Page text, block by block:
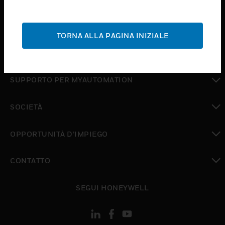
ASSISTENZA
toggle view
toggle view
SUPPORTO PER MYAUTOMATION
SOCIETÀ
OPPORTUNITÀ D’IMPIEGO
CONTATTO
SEGUI HONEYWELL
TORNA ALLA PAGINA INIZIALE